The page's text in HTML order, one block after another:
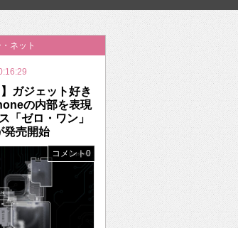
レンタインは「自分で作って、想いを渡す」 TE･･･
ネット
ガジェット好き
の内部を表現
「ゼロ・ワン」
発売開始
コメント0